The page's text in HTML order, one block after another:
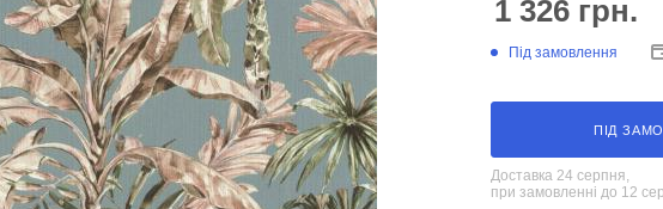
1 326 грн.
Під замовлення
ПІД
Доставка 24 серпня,
при замовленні до 12